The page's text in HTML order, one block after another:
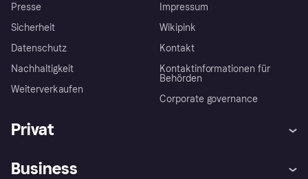
Presse
Sicherheit
Datenschutz
Nachhaltigkeit
Weiterverkaufen
Impressum
Wikipink
Kontakt
Kontaktinformationen für
Behörden
Corporate governance
Privat
Business